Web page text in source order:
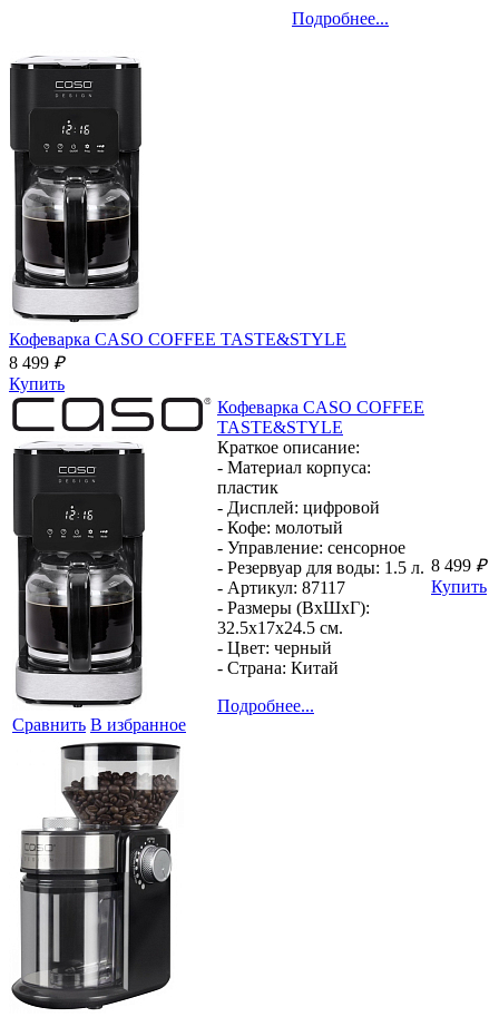
Подробнее...
Кофеварка CASO COFFEE TASTE&STYLE
8 499 ₽
Купить
Сравнить В избранное
Кофеварка CASO COFFEE
TASTE&STYLE
Краткое описание:
- Материал корпуса:
пластик
- Дисплей: цифровой
- Кофе: молотый
- Управление: сенсорное
- Резервуар для воды: 1.5 л.
- Артикул: 87117
- Размеры (ВхШхГ):
32.5x17x24.5 см.
- Цвет: черный
- Страна: Китай
Подробнее...
8 499 ₽
Купить